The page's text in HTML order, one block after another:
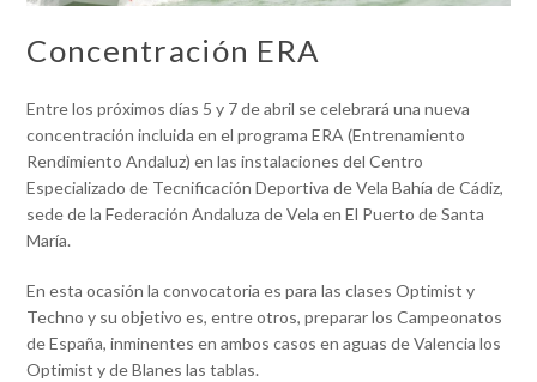
Concentración ERA
Entre los próximos días 5 y 7 de abril se celebrará una nueva
concentración incluida en el programa ERA (Entrenamiento
Rendimiento Andaluz) en las instalaciones del Centro
Especializado de Tecnificación Deportiva de Vela Bahía de Cádiz,
sede de la Federación Andaluza de Vela en El Puerto de Santa
María.
En esta ocasión la convocatoria es para las clases Optimist y
Techno y su objetivo es, entre otros, preparar los Campeonatos
de España, inminentes en ambos casos en aguas de Valencia los
Optimist y de Blanes las tablas.